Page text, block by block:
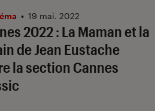
2022 : La Maman et la
de Jean Eustache
la section Cannes
• 19 mai. 2022